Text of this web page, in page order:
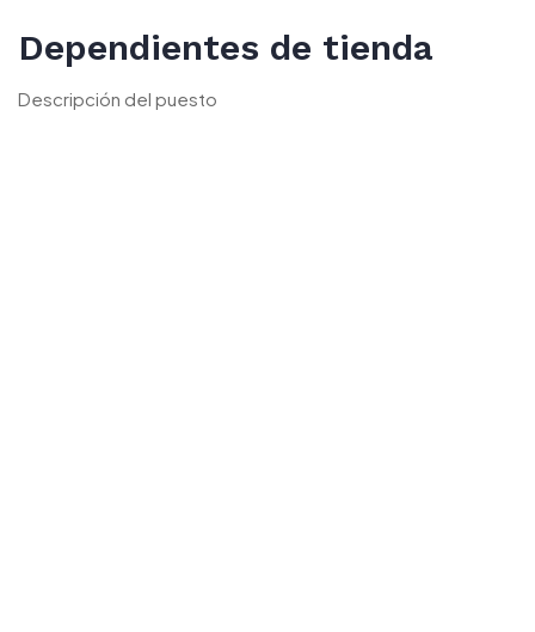
Dependientes de tienda
Descripción del puesto